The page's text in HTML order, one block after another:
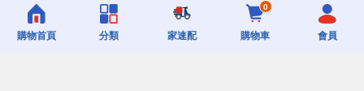
購物首頁 分類 家速配
0
購物車 會員